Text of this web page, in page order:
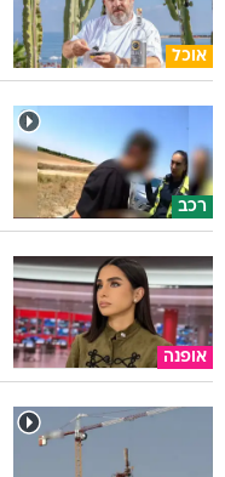
אוכל
רכב
אופנה